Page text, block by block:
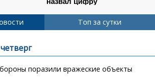
Топ за сутки
поразили вражеские объекты